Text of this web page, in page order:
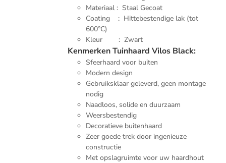
Materiaal : Staal Gecoat
Coating : Hittebestendige lak (tot
600°C)
Kleur : Zwart
Kenmerken Tuinhaard Vilos Black:
Sfeerhaard voor buiten
Modern design
Gebruiksklaar geleverd, geen montage
nodig
Naadloos, solide en duurzaam
Weersbestendig
Decoratieve buitenhaard
Zeer goede trek door ingenieuze
constructie
Met opslagruimte voor uw haardhout